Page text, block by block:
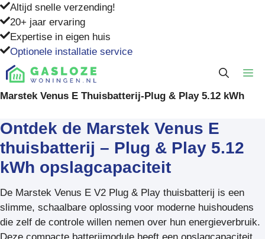
Ga
naar
de
inhoud
Altijd snelle verzending!
20+ jaar ervaring
Expertise in eigen huis
Optionele installatie service
Marstek Venus E Thuisbatterij-Plug & Play 5.12 kWh
Ontdek de Marstek Venus E
thuisbatterij – Plug & Play 5.12
kWh opslagcapaciteit
De Marstek Venus E V2 Plug & Play thuisbatterij is een
slimme, schaalbare oplossing voor moderne huishoudens
die zelf de controle willen nemen over hun energieverbruik.
Deze compacte batterijmodule heeft een opslagcapaciteit